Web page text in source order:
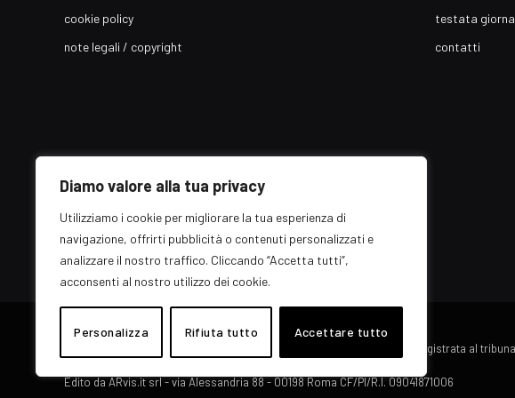
Diamo valore alla tua privacy
Utilizziamo i cookie per migliorare la tua esperienza di
navigazione, offrirti pubblicità o contenuti personalizzati e
analizzare il nostro traffico. Cliccando “Accetta tutti”,
acconsenti al nostro utilizzo dei cookie.
Personalizza Rifiuta tutto Accettare tutto
cookie policy
note legali / copyright
testata
contatti
© 2026 EZ Rome Designed byARvis.it.
Il portale EZ Rome e' una testata giornalistica di carattere generalista registrata al
Edito da ARvis.it srl - via Alessandria 88 - 00198 Roma CF/PI/R.I. 09041871006